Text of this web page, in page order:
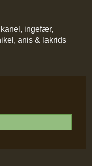
ingefær,
anis & lakrids